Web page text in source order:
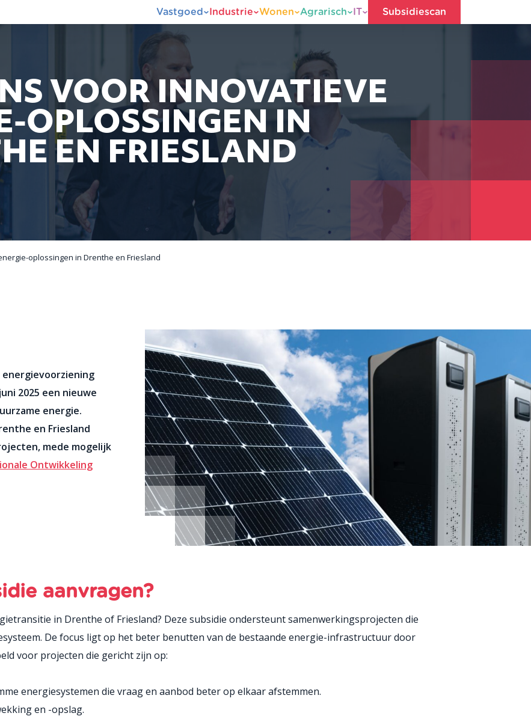
Vastgoed Industrie Wonen Agrarisch IT Subsidiescan
VOOR INNOVATIEVE
OPLOSSINGEN IN
EN FRIESLAND
oplossingen in Drenthe en Friesland
2025 een nieuwe
energie.
en Friesland
mede mogelijk
Ontwikkeling
aanvragen?
in Drenthe of Friesland? Deze subsidie ondersteunt samenwerkingsprojecten die
De focus ligt op het beter benutten van de bestaande energie-infrastructuur door
voor projecten die gericht zijn op:
energiesystemen die vraag en aanbod beter op elkaar afstemmen.
en -opslag.